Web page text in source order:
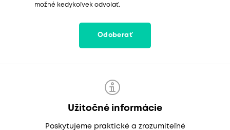
možné kedykoľvek odvolať.
Odoberať
Užitočné informácie
Poskytujeme praktické a zrozumiteľné